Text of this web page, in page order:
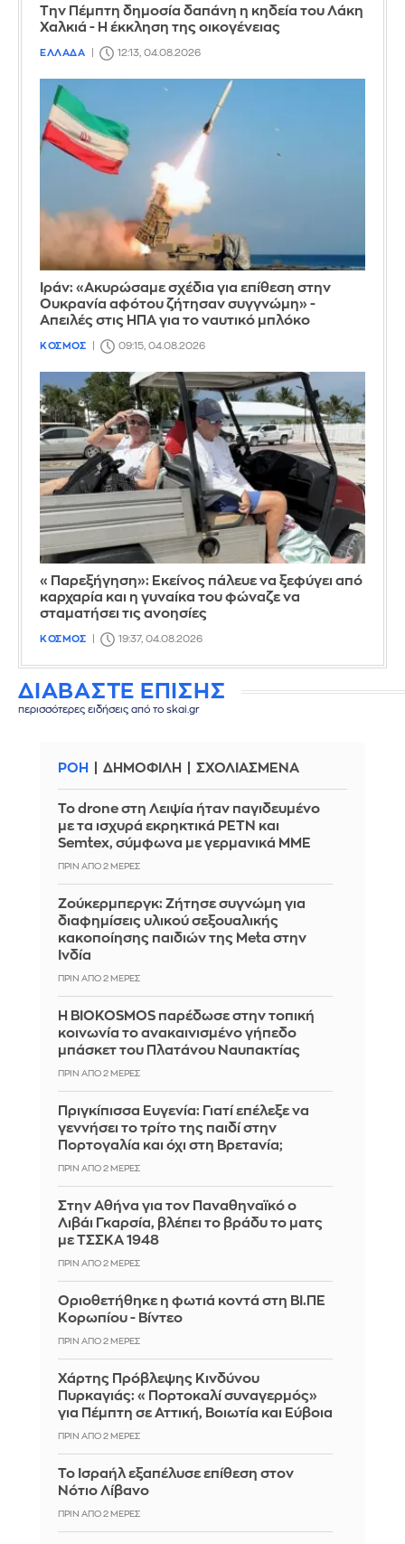
Την Πέμπτη δημοσία δαπάνη η κηδεία του Λάκη
Χαλκιά - Η έκκληση της οικογένειας
ΕΛΛΑΔΑ 12:13, 04.08.2026
Ιράν: «Ακυρώσαμε σχέδια για επίθεση στην
Ουκρανία αφότου ζήτησαν συγγνώμη» -
Απειλές στις ΗΠΑ για το ναυτικό μπλόκο
ΚΟΣΜΟΣ 09:15, 04.08.2026
«Παρεξήγηση»: Εκείνος πάλευε να ξεφύγει από
καρχαρία και η γυναίκα του φώναζε να
σταματήσει τις ανοησίες
ΚΟΣΜΟΣ 19:37, 04.08.2026
ΔΙΑΒΑΣΤΕ ΕΠΙΣΗΣ
περισσότερες ειδήσεις από το skai.gr
ΡΟΗ ΔΗΜΟΦΙΛΗ ΣΧΟΛΙΑΣΜΕΝΑ
Το drone στη Λειψία ήταν παγιδευμένο
με τα ισχυρά εκρηκτικά PETN και
Semtex, σύμφωνα με γερμανικά ΜΜΕ
ΠΡΙΝ ΑΠΌ 2 ΜΈΡΕΣ
Ζούκερμπεργκ: Ζήτησε συγνώμη για
διαφημίσεις υλικού σεξουαλικής
κακοποίησης παιδιών της Meta στην
Ινδία
ΠΡΙΝ ΑΠΌ 2 ΜΈΡΕΣ
Η BIOKOSMOS παρέδωσε στην τοπική
κοινωνία το ανακαινισμένο γήπεδο
μπάσκετ του Πλατάνου Ναυπακτίας
ΠΡΙΝ ΑΠΌ 2 ΜΈΡΕΣ
Πριγκίπισσα Ευγενία: Γιατί επέλεξε να
γεννήσει το τρίτο της παιδί στην
Πορτογαλία και όχι στη Βρετανία;
ΠΡΙΝ ΑΠΌ 2 ΜΈΡΕΣ
Στην Αθήνα για τον Παναθηναϊκό ο
Λιβάι Γκαρσία, βλέπει το βράδυ το ματς
με ΤΣΣΚΑ 1948
ΠΡΙΝ ΑΠΌ 2 ΜΈΡΕΣ
Οριοθετήθηκε η φωτιά κοντά στη ΒΙ.ΠΕ
Κορωπίου - Βίντεο
ΠΡΙΝ ΑΠΌ 2 ΜΈΡΕΣ
Χάρτης Πρόβλεψης Κινδύνου
Πυρκαγιάς: «Πορτοκαλί συναγερμός»
για Πέμπτη σε Αττική, Βοιωτία και Εύβοια
ΠΡΙΝ ΑΠΌ 2 ΜΈΡΕΣ
Το Ισραήλ εξαπέλυσε επίθεση στον
Νότιο Λίβανο
ΠΡΙΝ ΑΠΌ 2 ΜΈΡΕΣ